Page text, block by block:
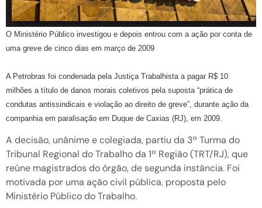
O Ministério Público investigou e depois entrou com a ação por conta de
uma greve de cinco dias em março de 2009
A Petrobras foi condenada pela Justiça Trabalhista a pagar R$ 10
milhões a título de danos morais coletivos pela suposta “prática de
condutas antissindicais e violação ao direito de greve”, durante ação da
companhia em paralisação em Duque de Caxias (RJ), em 2009.
A decisão, unânime e colegiada, partiu da 3ª Turma do
Tribunal Regional do Trabalho da 1ª Região (TRT/RJ), que
reúne magistrados do órgão, de segunda instância. Foi
motivada por uma ação civil pública, proposta pelo
Ministério Público do Trabalho.